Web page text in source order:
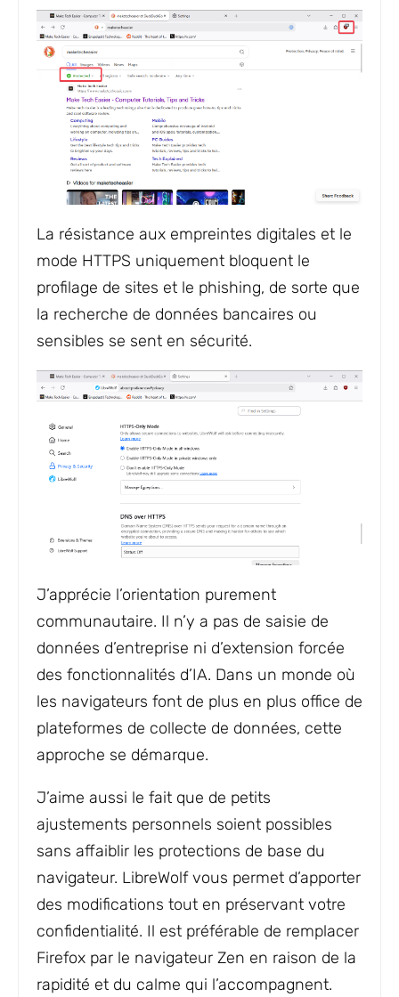
La résistance aux empreintes digitales et le
mode HTTPS uniquement bloquent le
profilage de sites et le phishing, de sorte que
la recherche de données bancaires ou
sensibles se sent en sécurité.
J’apprécie l’orientation purement
communautaire. Il n’y a pas de saisie de
données d’entreprise ni d’extension forcée
des fonctionnalités d’IA. Dans un monde où
les navigateurs font de plus en plus office de
plateformes de collecte de données, cette
approche se démarque.
J’aime aussi le fait que de petits
ajustements personnels soient possibles
sans affaiblir les protections de base du
navigateur. LibreWolf vous permet d’apporter
des modifications tout en préservant votre
confidentialité. Il est préférable de remplacer
Firefox par le navigateur Zen en raison de la
rapidité et du calme qui l’accompagnent.